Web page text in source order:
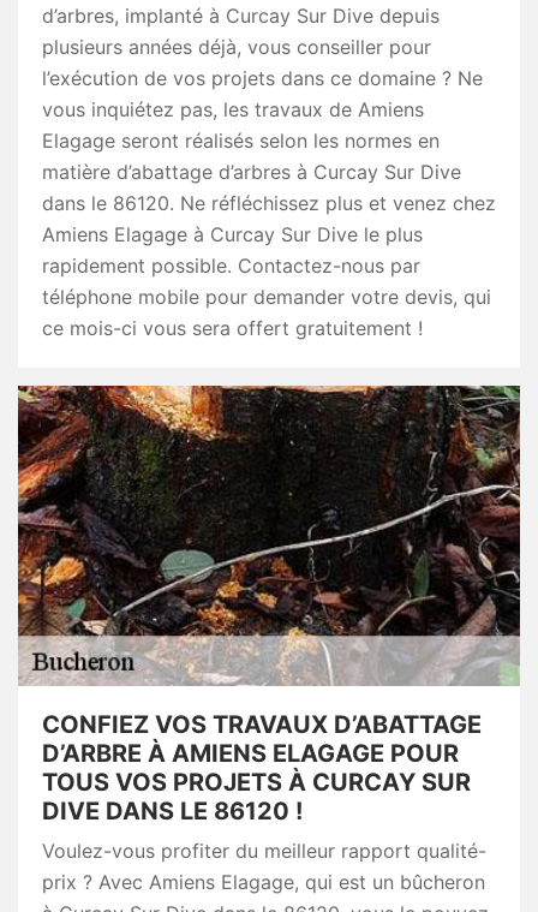
d’arbres, implanté à Curcay Sur Dive depuis
plusieurs années déjà, vous conseiller pour
l’exécution de vos projets dans ce domaine ? Ne
vous inquiétez pas, les travaux de Amiens
Elagage seront réalisés selon les normes en
matière d’abattage d’arbres à Curcay Sur Dive
dans le 86120. Ne réfléchissez plus et venez chez
Amiens Elagage à Curcay Sur Dive le plus
rapidement possible. Contactez-nous par
téléphone mobile pour demander votre devis, qui
ce mois-ci vous sera offert gratuitement !
CONFIEZ VOS TRAVAUX D’ABATTAGE
D’ARBRE À AMIENS ELAGAGE POUR
TOUS VOS PROJETS À CURCAY SUR
DIVE DANS LE 86120 !
Voulez-vous profiter du meilleur rapport qualité-
prix ? Avec Amiens Elagage, qui est un bûcheron